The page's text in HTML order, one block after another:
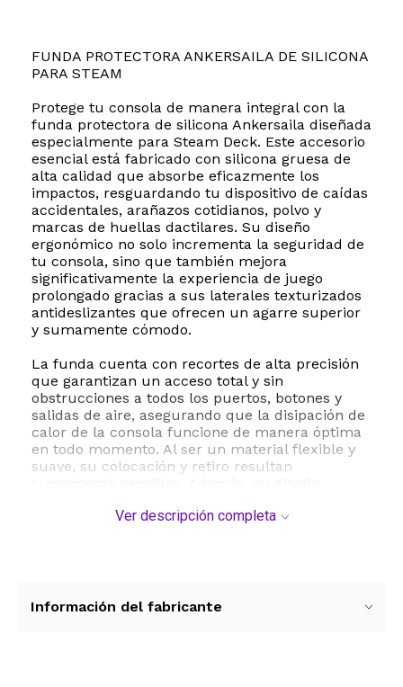
FUNDA PROTECTORA ANKERSAILA DE SILICONA
PARA STEAM
Protege tu consola de manera integral con la
funda protectora de silicona Ankersaila diseñada
especialmente para Steam Deck. Este accesorio
esencial está fabricado con silicona gruesa de
alta calidad que absorbe eficazmente los
impactos, resguardando tu dispositivo de caídas
accidentales, arañazos cotidianos, polvo y
marcas de huellas dactilares. Su diseño
ergonómico no solo incrementa la seguridad de
tu consola, sino que también mejora
significativamente la experiencia de juego
prolongado gracias a sus laterales texturizados
antideslizantes que ofrecen un agarre superior
y sumamente cómodo.
La funda cuenta con recortes de alta precisión
que garantizan un acceso total y sin
obstrucciones a todos los puertos, botones y
salidas de aire, asegurando que la disipación de
calor de la consola funcione de manera óptima
en todo momento. Al ser un material flexible y
suave, su colocación y retiro resultan
de carga original, permitiéndote conectar la
joysticks analógicos, brindando una renovación
Ver descripción completa
Información del fabricante